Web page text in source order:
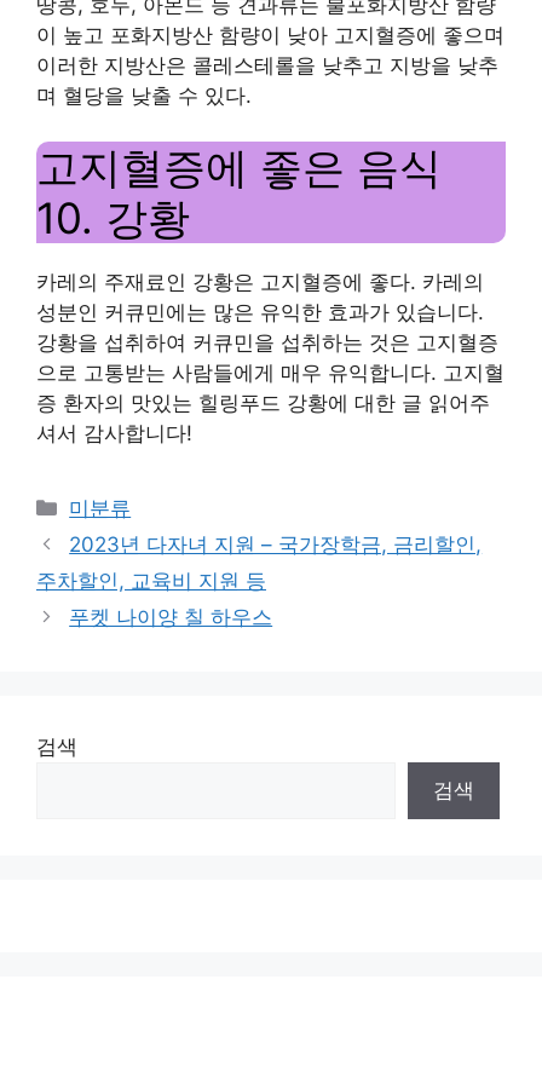
이 높고 포화지방산 함량이 낮아 고지혈증에 좋으며
이러한 지방산은 콜레스테롤을 낮추고 지방을 낮추
며 혈당을 낮출 수 있다.
고지혈증에 좋은 음식
10. 강황
카레의 주재료인 강황은 고지혈증에 좋다. 카레의
성분인 커큐민에는 많은 유익한 효과가 있습니다.
강황을 섭취하여 커큐민을 섭취하는 것은 고지혈증
으로 고통받는 사람들에게 매우 유익합니다. 고지혈
증 환자의 맛있는 힐링푸드 강황에 대한 글 읽어주
셔서 감사합니다!
Categories
미분류
2023년 다자녀 지원 – 국가장학금, 금리할인,
주차할인, 교육비 지원 등
푸켓 나이양 칠 하우스
검색
검색